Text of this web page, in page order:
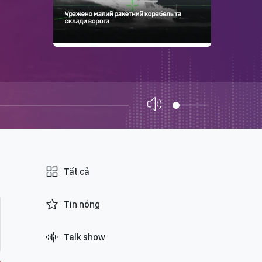
Tất cả
Tin nóng
Talk show